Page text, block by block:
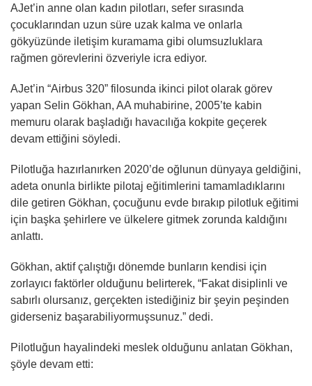
AJet’in anne olan kadın pilotları, sefer sırasında
çocuklarından uzun süre uzak kalma ve onlarla
gökyüzünde iletişim kuramama gibi olumsuzluklara
rağmen görevlerini özveriyle icra ediyor.
AJet’in “Airbus 320” filosunda ikinci pilot olarak görev
yapan Selin Gökhan, AA muhabirine, 2005’te kabin
memuru olarak başladığı havacılığa kokpite geçerek
devam ettiğini söyledi.
Pilotluğa hazırlanırken 2020’de oğlunun dünyaya geldiğini,
adeta onunla birlikte pilotaj eğitimlerini tamamladıklarını
dile getiren Gökhan, çocuğunu evde bırakıp pilotluk eğitimi
için başka şehirlere ve ülkelere gitmek zorunda kaldığını
anlattı.
Gökhan, aktif çalıştığı dönemde bunların kendisi için
zorlayıcı faktörler olduğunu belirterek, “Fakat disiplinli ve
sabırlı olursanız, gerçekten istediğiniz bir şeyin peşinden
giderseniz başarabiliyormuşsunuz.” dedi.
Pilotluğun hayalindeki meslek olduğunu anlatan Gökhan,
şöyle devam etti: